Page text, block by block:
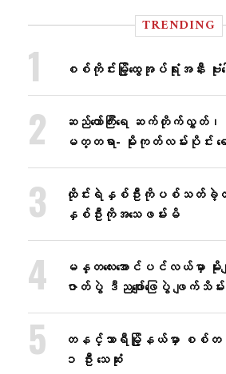
TRENDING
စစ်ကိုင်းမြို့ထွေအုပ်ရုံးအနီး ဗုံး
ဆည်တော်ကြီးရေ ဆက်တိုက်လွှတ်၊
မတ္တရာ- မိုးကုတ်လမ်းပိုင်း ရေ
ထိုင်းရဲနှစ်ဦးကိုပစ်သတ်
နှစ်ဦးကိုအသေဖမ်းမိ
မန္တလေးအောင်ပင်လယ်မှာ မိုး
ဇာတ်ပွဲ ဒီညဖျော်ဖြေပွဲ ဖျက်သိမ်း
တနင်္သာရီမြို့နယ်မှာ စစ်တပ်
၁ ဦး သေဆုံး